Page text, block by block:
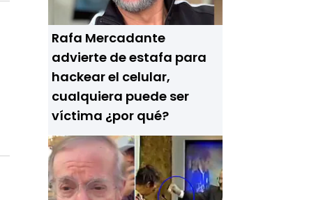
Rafa Mercadante
advierte de estafa para
hackear el celular,
cualquiera puede ser
víctima ¿por qué?